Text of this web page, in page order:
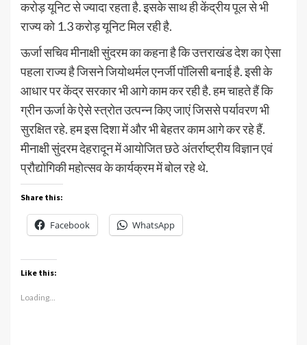
करोड़ यूनिट से ज्यादा रहता है. इसके साथ ही केंद्रीय पूल से भी
राज्य को 1.3 करोड़ यूनिट मिल रही है.
ऊर्जा सचिव मीनाक्षी सुंदरम का कहना है कि उत्तराखंड देश का ऐसा
पहला राज्य है जिसने जियोथर्मल एनर्जी पॉलिसी बनाई है. इसी के
आधार पर केंद्र सरकार भी आगे काम कर रही है. हम चाहते हैं कि
ग्रीन ऊर्जा के ऐसे स्त्रोत उत्पन्न किए जाएं जिससे पर्यावरण भी
सुरक्षित रहे. हम इस दिशा में और भी बेहतर काम आगे कर रहे हैं.
मीनाक्षी सुंदरम देहरादून में आयोजित छठे अंतर्राष्ट्रीय विज्ञान एवं
प्रौद्योगिकी महोत्सव के कार्यक्रम में बोल रहे थे.
Share this:
Facebook WhatsApp
Like this:
Loading...